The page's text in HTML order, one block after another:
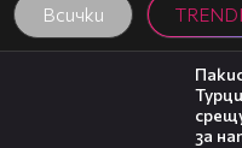
Всички
00:54
за